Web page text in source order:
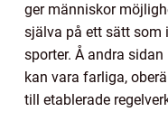
ger människor
själva på ett sätt som
sporter. Å andra
kan vara farliga,
till etablerade